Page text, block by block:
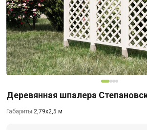
Деревянная шпалера
Габариты:2,79х2,5 м